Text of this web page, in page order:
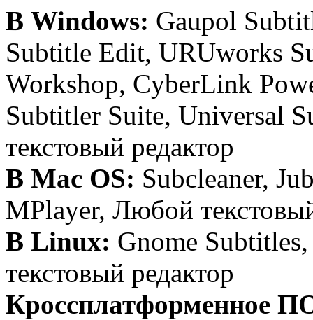
В Windows: Gaupol
Subtitle Edit, URUworks
Workshop, CyberLink
Subtitler Suite, Universal
текстовый редактор
В Mac OS: Subcleaner,
MPlayer, Любой
В Linux: Gnome
текстовый редактор
Кроссплатформенное